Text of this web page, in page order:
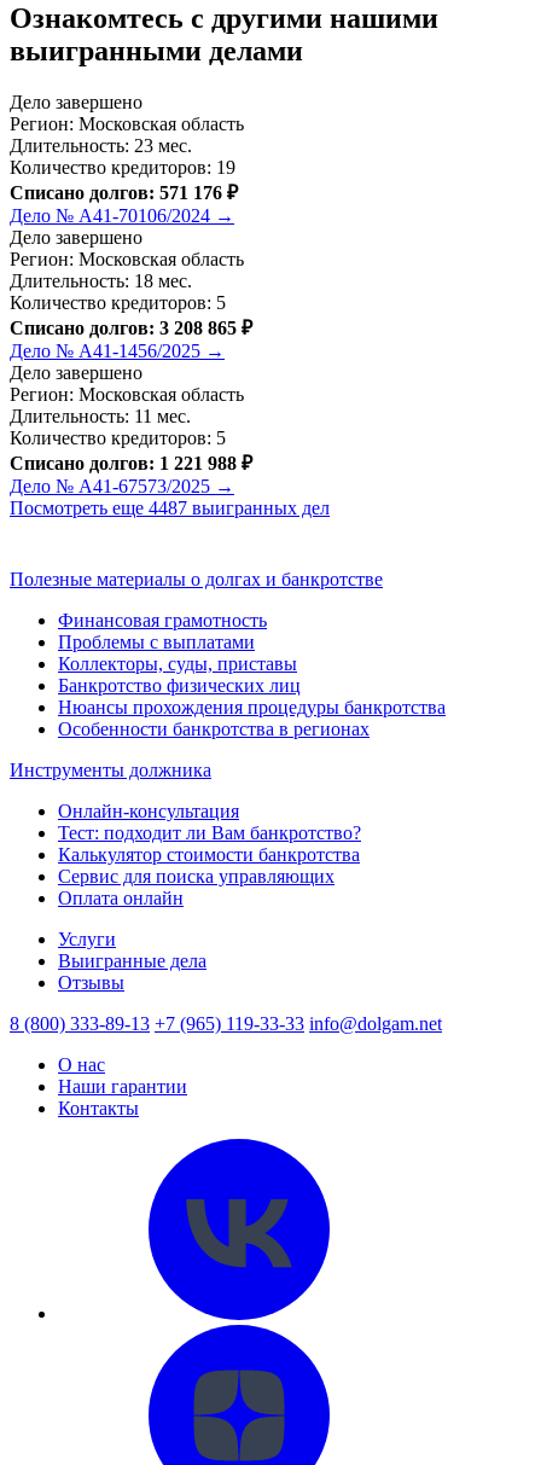
Ознакомтесь c другими нашими
выигранными делами
Дело завершено
Регион: Московская область
Длительность: 23 мес.
Количество кредиторов: 19
Списано долгов: 571 176 ₽
Дело № А41-70106/2024 →
Дело завершено
Регион: Московская область
Длительность: 18 мес.
Количество кредиторов: 5
Списано долгов: 3 208 865 ₽
Дело № А41-1456/2025 →
Дело завершено
Регион: Московская область
Длительность: 11 мес.
Количество кредиторов: 5
Списано долгов: 1 221 988 ₽
Дело № А41-67573/2025 →
Посмотреть еще 4487 выигранных дел
Полезные материалы о долгах и банкротстве
Финансовая грамотность
Проблемы с выплатами
Коллекторы, суды, приставы
Банкротство физических лиц
Нюансы прохождения процедуры банкротства
Особенности банкротства в регионах
Инструменты должника
Онлайн-консультация
Тест: подходит ли Вам банкротство?
Калькулятор стоимости банкротства
Сервис для поиска управляющих
Оплата онлайн
Услуги
Выигранные дела
Отзывы
8 (800) 333-89-13 +7 (965) 119-33-33 info@dolgam.net
О нас
Наши гарантии
Контакты